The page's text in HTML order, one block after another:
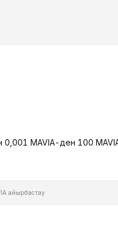
MAVIA-ден 100
айырбастау